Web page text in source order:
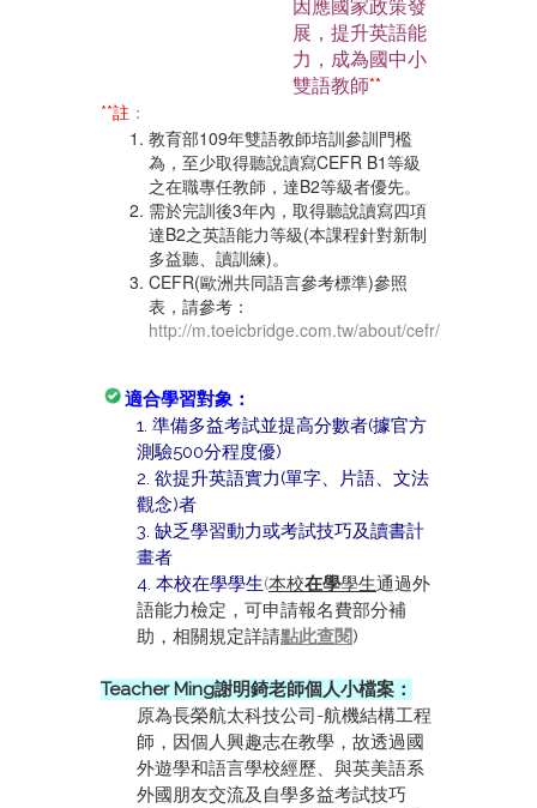
因應國家政策發
展，提升英語能
力，成為國中小
雙語教師**
**註 ：
教育部109年雙語教師培訓參訓門檻
為，至少取得聽說讀寫CEFR B1等級
之在職專任教師，達B2等級者優先。
需於完訓後3年內，取得聽說讀寫四項
達B2之英語能力等級(本課程針對新制
多益聽、讀訓練)。
CEFR(歐洲共同語言參考標準)參照
表，請參考：
http://m.toeicbridge.com.tw/about/cefr/
適合學習對象：
1. 準備多益考試並提高分數者(據官方
測驗500分程度優)
2. 欲提升英語實力(單字、片語、文法
觀念)者
3. 缺乏學習動力或考試技巧及讀書計
畫者
4. 本校在學學生(本校在學學生通過外
語能力檢定，可申請報名費部分補
助，相關規定詳請點此查閱)
Teacher Ming謝明錡老師個人小檔案：
原為長榮航太科技公司-航機結構工程
師，因個人興趣志在教學，故透過國
外遊學和語言學校經歷、與英美語系
外國朋友交流及自學多益考試技巧